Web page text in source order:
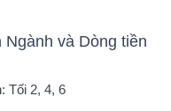
và Dòng tiền
Tối 2, 4, 6